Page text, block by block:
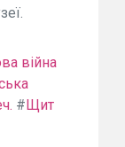
війна
# Щит